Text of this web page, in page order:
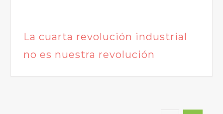
La cuarta revolución industrial
no es nuestra revolución